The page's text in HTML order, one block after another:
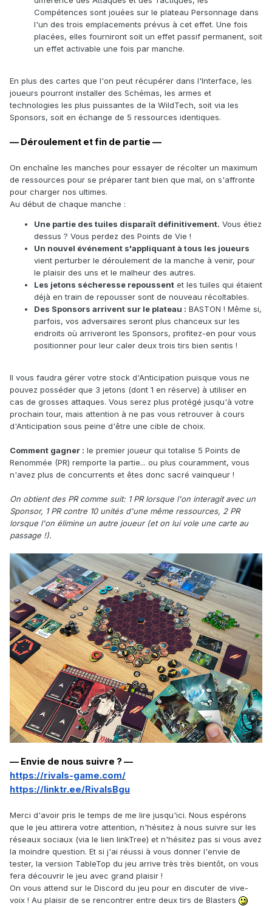
Compétences sont jouées sur le plateau Personnage dans
l'un des trois emplacements prévus à cet effet. Une fois
placées, elles fourniront soit un effet passif permanent, soit
un effet activable une fois par manche.
En plus des cartes que l'on peut récupérer dans l'Interface, les
joueurs pourront installer des Schémas, les armes et
technologies les plus puissantes de la WildTech, soit via les
Sponsors, soit en échange de 5 ressources identiques.
— Déroulement et fin de partie —
On enchaîne les manches pour essayer de récolter un maximum
de ressources pour se préparer tant bien que mal, on s'affronte
pour charger nos ultimes.
Au début de chaque manche :
Une partie des tuiles disparaît définitivement. Vous étiez
dessus ? Vous perdez des Points de Vie !
Un nouvel événement s'appliquant à tous les joueurs
vient perturber le déroulement de la manche à venir, pour
le plaisir des uns et le malheur des autres.
Les jetons sécheresse repoussent et les tuiles qui étaient
déjà en train de repousser sont de nouveau récoltables.
Des Sponsors arrivent sur le plateau : BASTON ! Même si,
parfois, vos adversaires seront plus chanceux sur les
endroits où arriveront les Sponsors, profitez-en pour vous
positionner pour leur caler deux trois tirs bien sentis !
Il vous faudra gérer votre stock d'Anticipation puisque vous ne
pouvez posséder que 3 jetons (dont 1 en réserve) à utiliser en
cas de grosses attaques. Vous serez plus protégé jusqu'à votre
prochain tour, mais attention à ne pas vous retrouver à cours
d'Anticipation sous peine d'être une cible de choix.
Comment gagner : le premier joueur qui totalise 5 Points de
Renommée (PR) remporte la partie... ou plus couramment, vous
n'avez plus de concurrents et êtes donc sacré vainqueur !
On obtient des PR comme suit: 1 PR lorsque l'on interagit avec un
Sponsor, 1 PR contre 10 unités d'une même ressources, 2 PR
lorsque l'on élimine un autre joueur (et on lui vole une carte au
passage !).
— Envie de nous suivre ? —
https://rivals-game.com/
https://linktr.ee/RivalsBgu
Merci d'avoir pris le temps de me lire jusqu'ici. Nous espérons
que le jeu attirera votre attention, n'hésitez à nous suivre sur les
réseaux sociaux (via le lien linkTree) et n'hésitez pas si vous avez
la moindre question. Et si j'ai réussi à vous donner l'envie de
tester, la version TableTop du jeu arrive très très bientôt, on vous
fera découvrir le jeu avec grand plaisir !
On vous attend sur le Discord du jeu pour en discuter de vive-
voix ! Au plaisir de se rencontrer entre deux tirs de Blasters